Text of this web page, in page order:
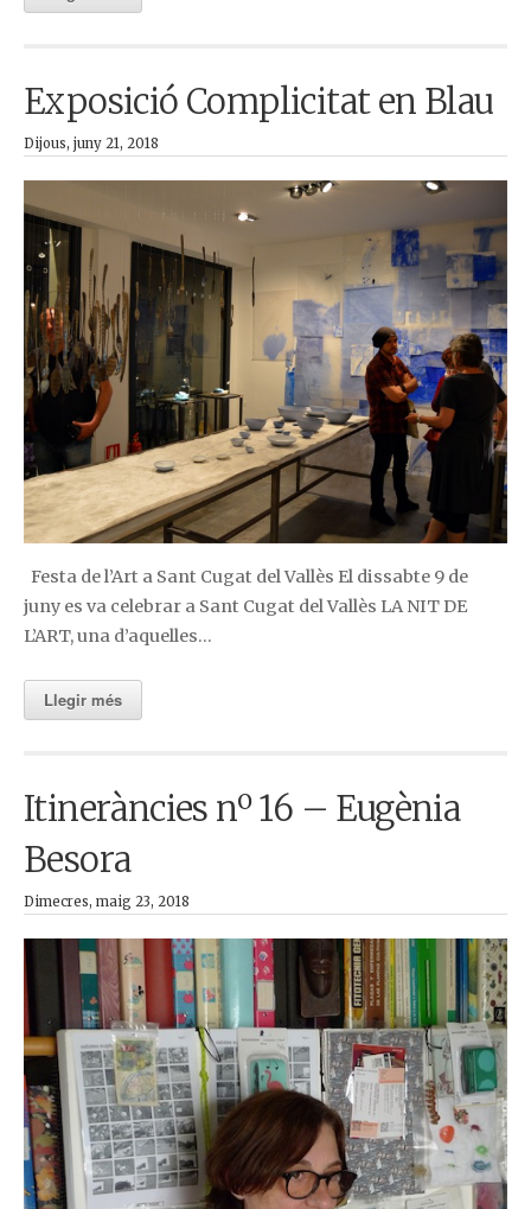
Exposició Complicitat en Blau
Dijous, juny 21, 2018
Festa de l’Art a Sant Cugat del Vallès El dissabte 9 de
juny es va celebrar a Sant Cugat del Vallès LA NIT DE
L’ART, una d’aquelles…
Llegir més
Itineràncies nº 16 – Eugènia
Besora
Dimecres, maig 23, 2018